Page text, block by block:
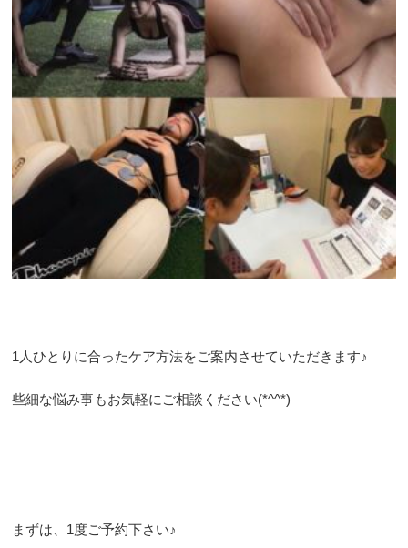
1人ひとりに合ったケア方法をご案内させていただきます♪
些細な悩み事もお気軽にご相談ください(*^^*)
まずは、1度ご予約下さい♪